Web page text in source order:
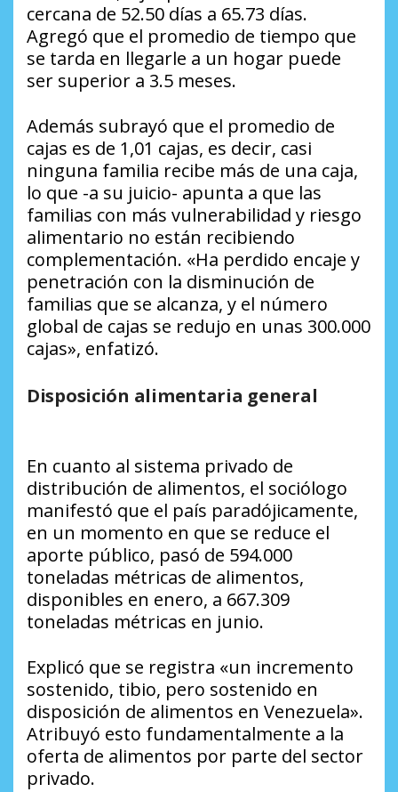
cercana de 52.50 días a 65.73 días.
Agregó que el promedio de tiempo que
se tarda en llegarle a un hogar puede
ser superior a 3.5 meses.
Además subrayó que el promedio de
cajas es de 1,01 cajas, es decir, casi
ninguna familia recibe más de una caja,
lo que -a su juicio- apunta a que las
familias con más vulnerabilidad y riesgo
alimentario no están recibiendo
complementación. «Ha perdido encaje y
penetración con la disminución de
familias que se alcanza, y el número
global de cajas se redujo en unas 300.000
cajas», enfatizó.
Disposición alimentaria general
En cuanto al sistema privado de
distribución de alimentos, el sociólogo
manifestó que el país paradójicamente,
en un momento en que se reduce el
aporte público, pasó de 594.000
toneladas métricas de alimentos,
disponibles en enero, a 667.309
toneladas métricas en junio.
Explicó que se registra «un incremento
sostenido, tibio, pero sostenido en
disposición de alimentos en Venezuela».
Atribuyó esto fundamentalmente a la
oferta de alimentos por parte del sector
privado.